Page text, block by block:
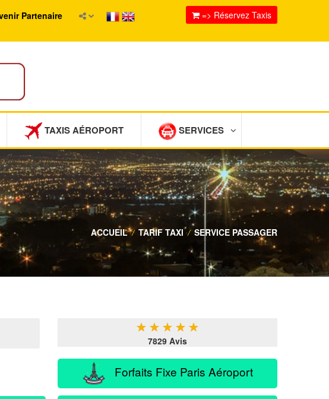
Partenaire => Réservez Taxis
TAXIS AÉROPORT SERVICES
ACCUEIL / TARIF TAXI / SERVICE PASSAGER
★ ★ ★ ★ ★
7829 Avis
Forfaits Fixe Paris Aéroport